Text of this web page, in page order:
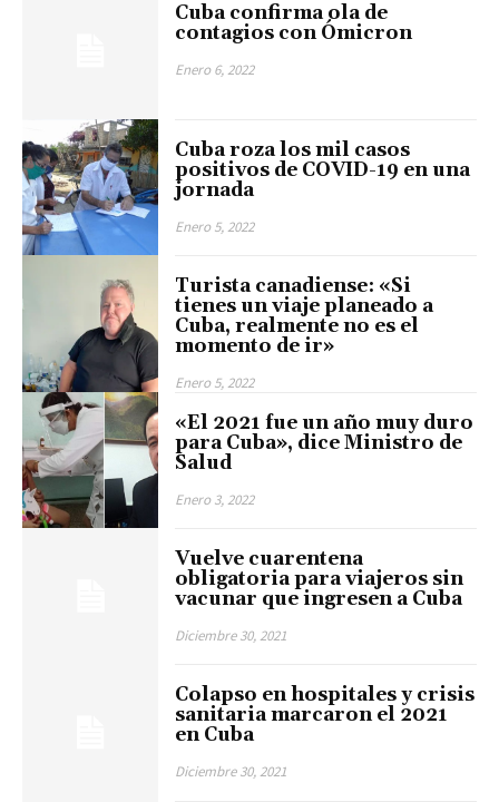
Cuba confirma ola de
contagios con Ómicron
Enero 6, 2022
Cuba roza los mil casos
positivos de COVID-19 en una
jornada
Enero 5, 2022
Turista canadiense: «Si
tienes un viaje planeado a
Cuba, realmente no es el
momento de ir»
Enero 5, 2022
«El 2021 fue un año muy duro
para Cuba», dice Ministro de
Salud
Enero 3, 2022
Vuelve cuarentena
obligatoria para viajeros sin
vacunar que ingresen a Cuba
Diciembre 30, 2021
Colapso en hospitales y crisis
sanitaria marcaron el 2021
en Cuba
Diciembre 30, 2021